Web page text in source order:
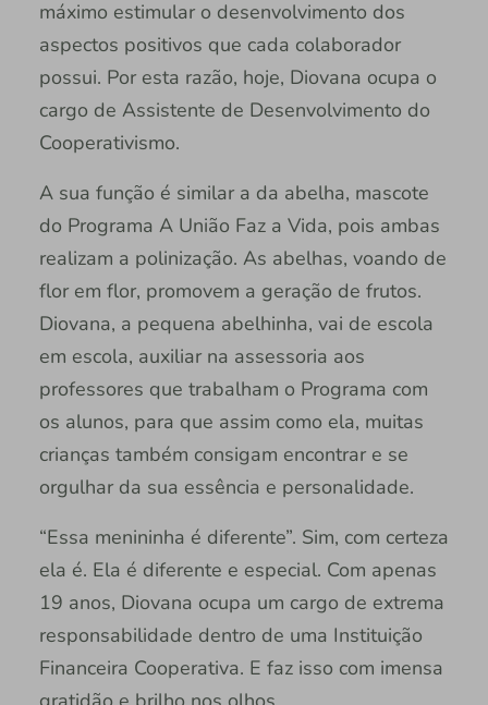
máximo estimular o desenvolvimento dos
aspectos positivos que cada colaborador
possui. Por esta razão, hoje, Diovana ocupa o
cargo de Assistente de Desenvolvimento do
Cooperativismo.
A sua função é similar a da abelha, mascote
do Programa A União Faz a Vida, pois ambas
realizam a polinização. As abelhas, voando de
flor em flor, promovem a geração de frutos.
Diovana, a pequena abelhinha, vai de escola
em escola, auxiliar na assessoria aos
professores que trabalham o Programa com
os alunos, para que assim como ela, muitas
crianças também consigam encontrar e se
orgulhar da sua essência e personalidade.
“Essa menininha é diferente”. Sim, com certeza
ela é. Ela é diferente e especial. Com apenas
19 anos, Diovana ocupa um cargo de extrema
responsabilidade dentro de uma Instituição
Financeira Cooperativa. E faz isso com imensa